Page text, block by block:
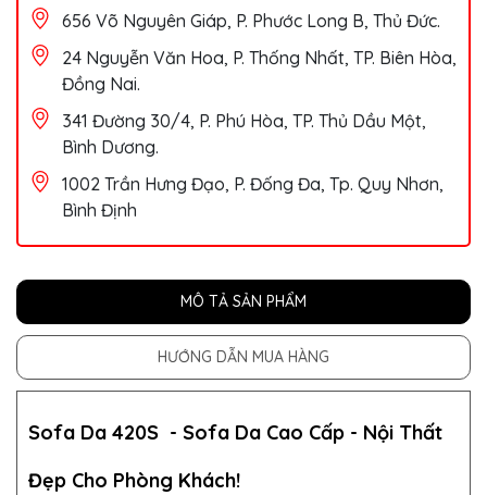
656 Võ Nguyên Giáp, P. Phước Long B, Thủ Đức.
24 Nguyễn Văn Hoa, P. Thống Nhất, TP. Biên Hòa,
Đồng Nai.
341 Đường 30/4, P. Phú Hòa, TP. Thủ Dầu Một,
Bình Dương.
1002 Trần Hưng Đạo, P. Đống Đa, Tp. Quy Nhơn,
Bình Định
MÔ TẢ SẢN PHẨM
HƯỚNG DẪN MUA HÀNG
Sofa Da 420S - Sofa Da Cao Cấp - Nội Thất
Đẹp Cho Phòng Khách!